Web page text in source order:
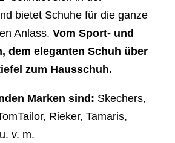
bietet Schuhe für die ganze
Anlass. Vom Sport- und
dem eleganten Schuh über
zum Hausschuh.
Marken sind: Skechers,
Rieker, Tamaris,
v. m.